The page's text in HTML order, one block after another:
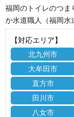
福岡のトイレのつま
か水道職人（福岡水
【対応エリア】
北九州市
大牟田市
直方市
田川市
八女市